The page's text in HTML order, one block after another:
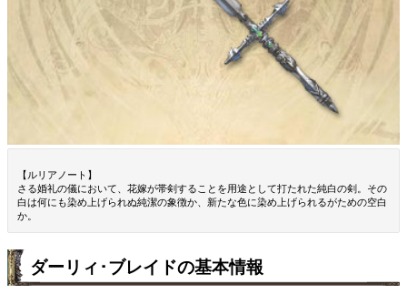
【ルリアノート】
さる婚礼の儀において、花嫁が帯剣することを用途として打たれた純白の剣。その
白は何にも染め上げられぬ純潔の象徴か、新たな色に染め上げられるがための空白
か。
ダーリィ･ブレイドの基本情報